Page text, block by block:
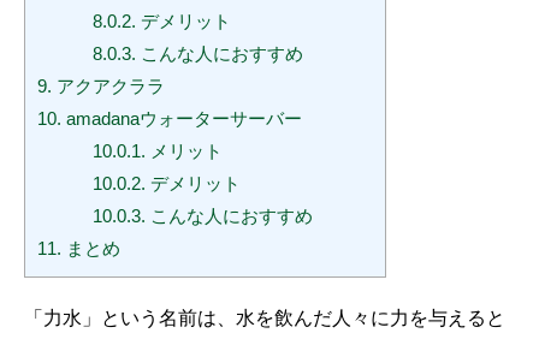
8.0.2. デメリット
8.0.3. こんな人におすすめ
9. アクアクララ
10. amadanaウォーターサーバー
10.0.1. メリット
10.0.2. デメリット
10.0.3. こんな人におすすめ
11. まとめ
「力水」という名前は、水を飲んだ人々に力を与えると